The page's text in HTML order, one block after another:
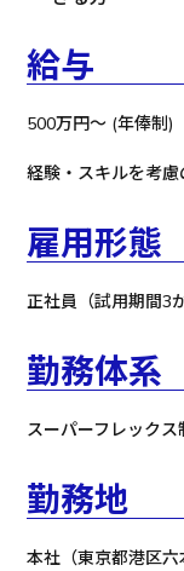
給与
500万円～ (年俸制)
経験・スキルを考慮
雇用形態
正社員（試用期間3
勤務体系
スーパーフレックス
勤務地
本社（東京都港区